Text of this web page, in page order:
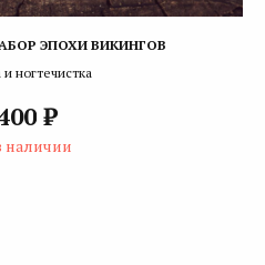
ЭПОХИ ВИКИНГОВ
ногтечистка
₽
наличии